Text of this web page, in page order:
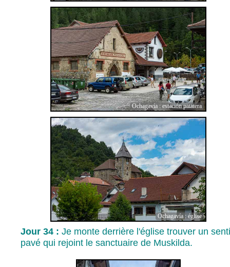
Ochagavía : estación patatera
Ochagavía : église
Jour 34 : Je monte derrière l'église trouver un
pavé qui rejoint le sanctuaire de Muskilda.